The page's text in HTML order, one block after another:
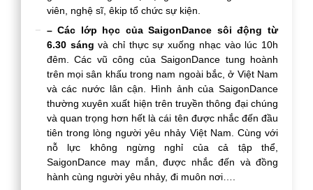
viên, nghệ sĩ, êkip tổ chức sự kiện.
– Các lớp học của SaigonDance sôi động từ
6.30 sáng và chỉ thực sự xuống nhạc vào lúc 10h
đêm. Các vũ công của SaigonDance tung hoành
trên mọi sân khấu trong nam ngoài bắc, ở Việt Nam
và các nước lân cận. Hình ảnh của SaigonDance
thường xuyên xuất hiện trên truyền thông đại chúng
và quan trọng hơn hết là cái tên được nhắc đến đầu
tiên trong lòng người yêu nhảy Việt Nam. Cùng với
nỗ lực không ngừng nghỉ của cả tập thể,
SaigonDance may mắn, được nhắc đến và đồng
hành cùng người yêu nhảy, đi muôn nơi….